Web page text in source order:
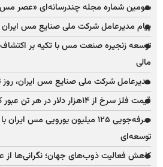
سومین شماره مجله چندرسانه‌ای «عصر
پیام مدیرعامل شرکت ملی صنایع مس ایران
توسعه زنجیره صنعت مس با تکیه بر
مالی
مدیرعامل شرکت ملی صنایع مس ایران، روز
قیمت فلز سرخ از ۱۴هزار دلار در هر تن عبور کرد
صرفه‌جویی ۱۲۵ میلیون یورویی مس
توسعه‌ای
کاهش فعالیت ذوب‌های جهان؛ نگرانی‌ها